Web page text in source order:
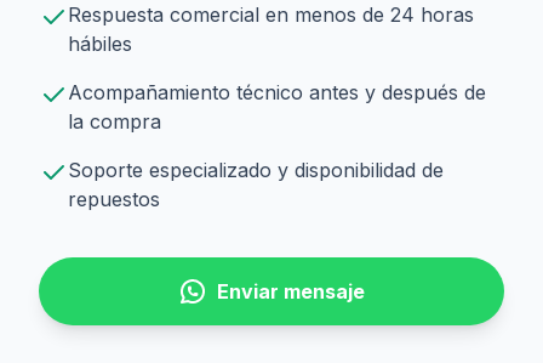
Respuesta comercial en menos de 24 horas
hábiles
Acompañamiento técnico antes y después de
la compra
Soporte especializado y disponibilidad de
repuestos
Enviar mensaje